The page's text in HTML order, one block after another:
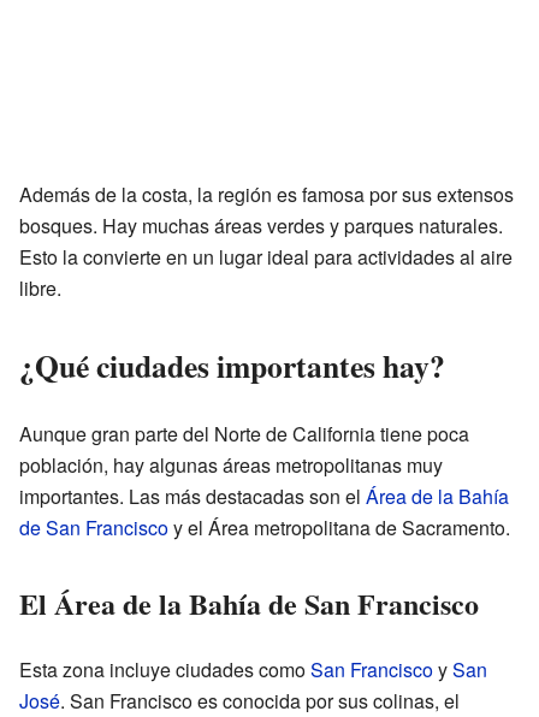
Además de la costa, la región es famosa por sus extensos
bosques. Hay muchas áreas verdes y parques naturales.
Esto la convierte en un lugar ideal para actividades al aire
libre.
¿Qué ciudades importantes hay?
Aunque gran parte del Norte de California tiene poca
población, hay algunas áreas metropolitanas muy
importantes. Las más destacadas son el Área de la Bahía
de San Franciscoy el Área metropolitana de Sacramento.
El Área de la Bahía de San Francisco
Esta zona incluye ciudades comoSan FranciscoySan
José. San Francisco es conocida por sus colinas, el